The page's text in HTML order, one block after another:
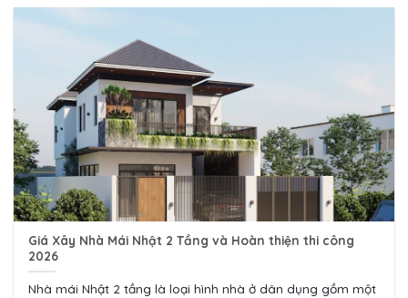
Giá Xây Nhà Mái Nhật 2 Tầng và Hoàn thiện thi công
2026
Nhà mái Nhật 2 tầng là loại hình nhà ở dân dụng gồm một